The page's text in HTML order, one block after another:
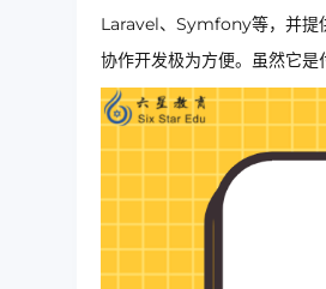
Laravel、Symfony等，并提
协作开发极为方便。虽然它是